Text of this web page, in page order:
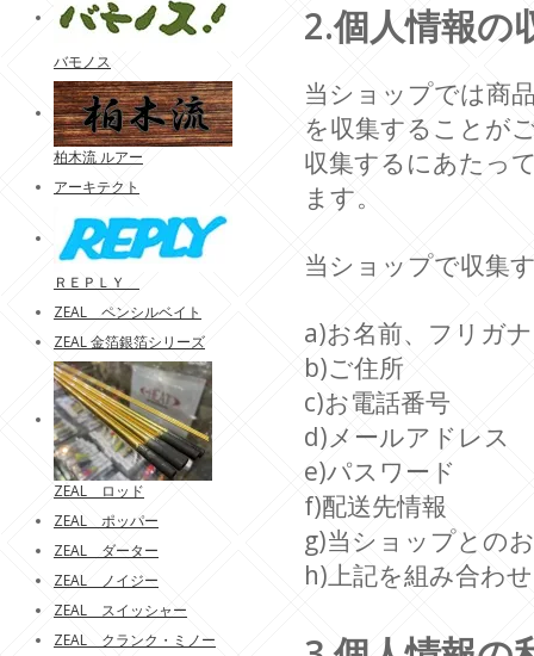
2.個人情報の
当ショップでは商
を収集することが
収集するにあたっ
ます。
当ショップで収集
a)お名前、フリガナ
b)ご住所
c)お電話番号
d)メールアドレス
e)パスワード
f)配送先情報
g)当ショップとの
h)上記を組み合わ
バモノス
柏木流 ルアー
アーキテクト
ＲＥＰＬＹ
ZEAL ペンシルベイト
ZEAL 金箔銀箔シリーズ
ZEAL ロッド
ZEAL ポッパー
ZEAL ダーター
ZEAL ノイジー
ZEAL スイッシャー
ZEAL クランク・ミノー